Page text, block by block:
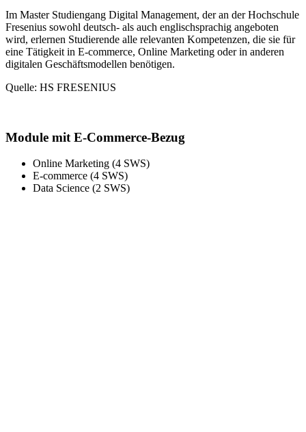
Im Master Studiengang Digital Management, der an der Hochschule
Fresenius sowohl deutsch- als auch englischsprachig angeboten
wird, erlernen Studierende alle relevanten Kompetenzen, die sie für
eine Tätigkeit in E-commerce, Online Marketing oder in anderen
digitalen Geschäftsmodellen benötigen.
Quelle: HS FRESENIUS
Module mit E-Commerce-Bezug
Online Marketing (4 SWS)
E-commerce (4 SWS)
Data Science (2 SWS)